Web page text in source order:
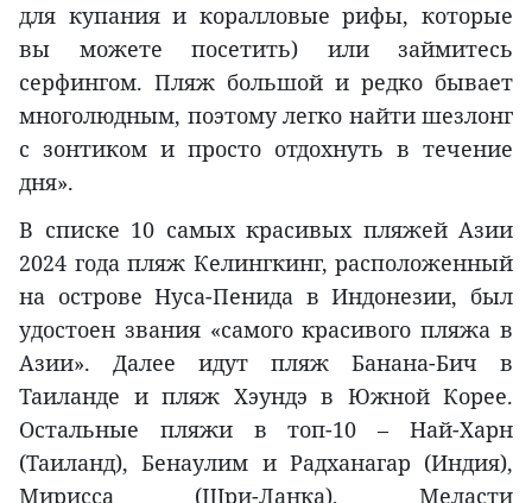
для купания и коралловые рифы, которые
вы можете посетить) или займитесь
серфингом. Пляж большой и редко бывает
многолюдным, поэтому легко найти шезлонг
с зонтиком и просто отдохнуть в течение
дня».
В списке 10 самых красивых пляжей Азии
2024 года пляж Келингкинг, расположенный
на острове Нуса-Пенида в Индонезии, был
удостоен звания «самого красивого пляжа в
Азии». Далее идут пляж Банана-Бич в
Таиланде и пляж Хэундэ в Южной Корее.
Остальные пляжи в топ-10 – Най-Харн
(Таиланд), Бенаулим и Радханагар (Индия),
Мирисса (Шри-Ланка), Меласти